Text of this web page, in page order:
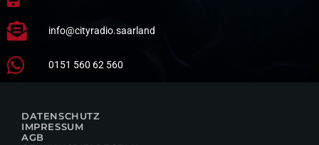
info@cityradio.saarland
0151 560 62 560
DATENSCHUTZ
IMPRESSUM
AGB